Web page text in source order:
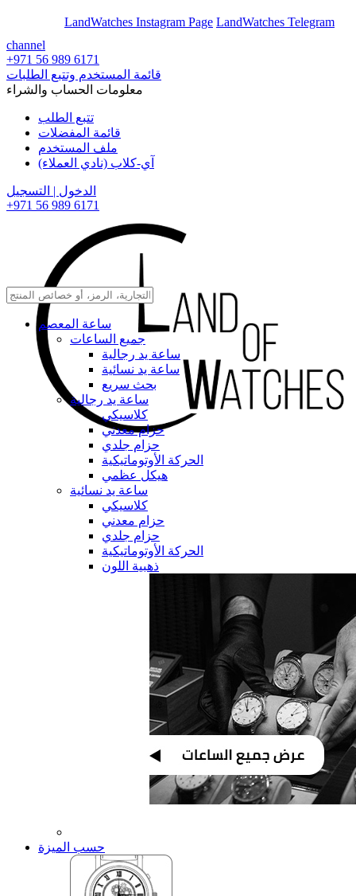
LandWatches Instagram Page LandWatches Telegram
channel
+971 56 989 6171
قائمة المستخدم وتتبع الطلبات
معلومات الحساب والشراء
تتبع الطلب
قائمة المفضلات
ملف المستخدم
آي-كلاب (نادي العملاء)
الدخول | التسجيل
+971 56 989 6171
ساعة المعصم
جميع الساعات
ساعة يد رجالية
ساعة يد نسائية
بحث سريع
ساعة يد رجالية
كلاسيكي
حزام معدني
حزام جلدي
الحركة الأوتوماتيكية
هيكل عظمي
ساعة يد نسائية
كلاسيكي
حزام معدني
حزام جلدي
الحركة الأوتوماتيكية
ذهبية اللون
حسب الميزة